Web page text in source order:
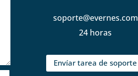
soporte@evernes.com
24 horas
Envíar tarea de soporte